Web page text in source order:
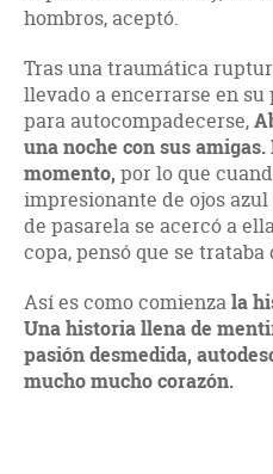
hombros, aceptó.
Tras una traumática
llevado a encerrarse en
para autocompadecerse,
una noche con sus
momento, por lo que
impresionante de ojos
de pasarela se acercó a
copa, pensó que se
Así es como comienzala
Una historia llena de
pasión desmedida,
mucho mucho corazón.